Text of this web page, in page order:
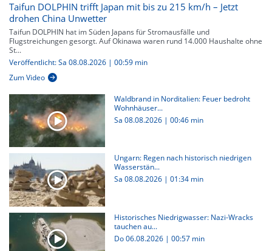
Taifun DOLPHIN trifft Japan mit bis zu 215 km/h – Jetzt
drohen China Unwetter
Taifun DOLPHIN hat im Süden Japans für Stromausfälle und
Flugstreichungen gesorgt. Auf Okinawa waren rund 14.000 Haushalte ohne
St...
Veröffentlicht: Sa 08.08.2026 | 00:59 min
Zum Video
Waldbrand in Norditalien: Feuer bedroht
Wohnhäuser...
Sa 08.08.2026 | 00:46 min
Ungarn: Regen nach historisch niedrigen
Wasserstän...
Sa 08.08.2026 | 01:34 min
Historisches Niedrigwasser: Nazi-Wracks
tauchen au...
Do 06.08.2026 | 00:57 min